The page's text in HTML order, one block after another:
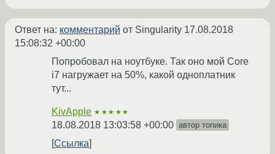
Ответ на: комментарий от Singularity 17.08.2018
15:08:32 +00:00
Попробовал на ноутбуке. Так оно мой Core
i7 нагружает на 50%, какой одноплатник
тут...
KivApple ★★★★★
18.08.2018 13:03:58 +00:00 автор топика
Ссылка